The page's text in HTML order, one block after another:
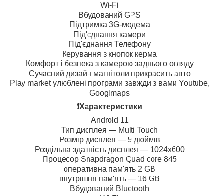
Wi-Fi
Вбудований GPS
Підтримка 3G-модема
Під'єднання камери
Під'єднання Телефону
Керування з кнопок керма
Комфорт і безпека з камерою заднього огляду
Сучасний дизайн магнітоли прикрасить авто
Play market улюблені програми завжди з вами Youtube,
Googlmaps
❗️Характеристики
Android 11
Тип дисплея — Multi Touch
Розмір дисплея — 9 дюймів
Роздільна здатність дисплея — 1024х600
Процесор Snapdragon Quad core 845
оперативна пам'ять 2 GB
внутрішня пам'ять — 16 GB
Вбудований Bluetooth